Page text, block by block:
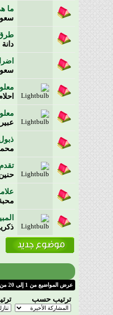
ما
طرق
دانة
عرض المواضيع من 1 إلى 20 من 181
ترتيب حسب